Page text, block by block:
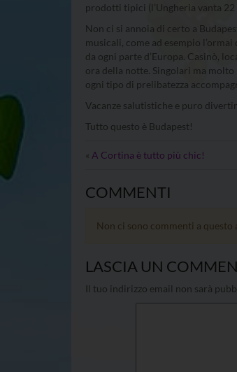
prodotti tipici (l’Ungheria vanta
Non ci si annoia di certo a
musicali, come ad esempio
da ogni parte d’Europa. Casinò,
ora della notte. Singolari ma molto
ogni tipo di prelibatezza
Vacanze salutistiche e puro
Tutto questo è Budapest!
« A Cortina è tutto più chic!
COMMENTI
Non ci sono commenti a questo
LASCIA UN
Il tuo indirizzo email non sarà